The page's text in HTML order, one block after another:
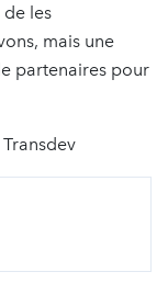
de les
mais une
partenaires pour
Transdev